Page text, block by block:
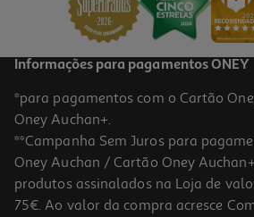
Informações para pagamentos ONEY
*para pagamentos com o Cartão
Oney Auchan+.
**Campanha Sem Juros para
Oney Auchan / Cartão Oney
produtos assinalados na Loja de
75€. Ao valor da compra acresce